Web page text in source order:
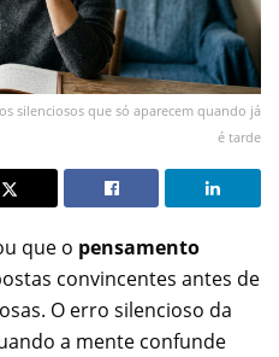
silenciosos que só aparecem quando já
é tarde
que o pensamento
convincentes antes de
O erro silencioso da
a mente confunde